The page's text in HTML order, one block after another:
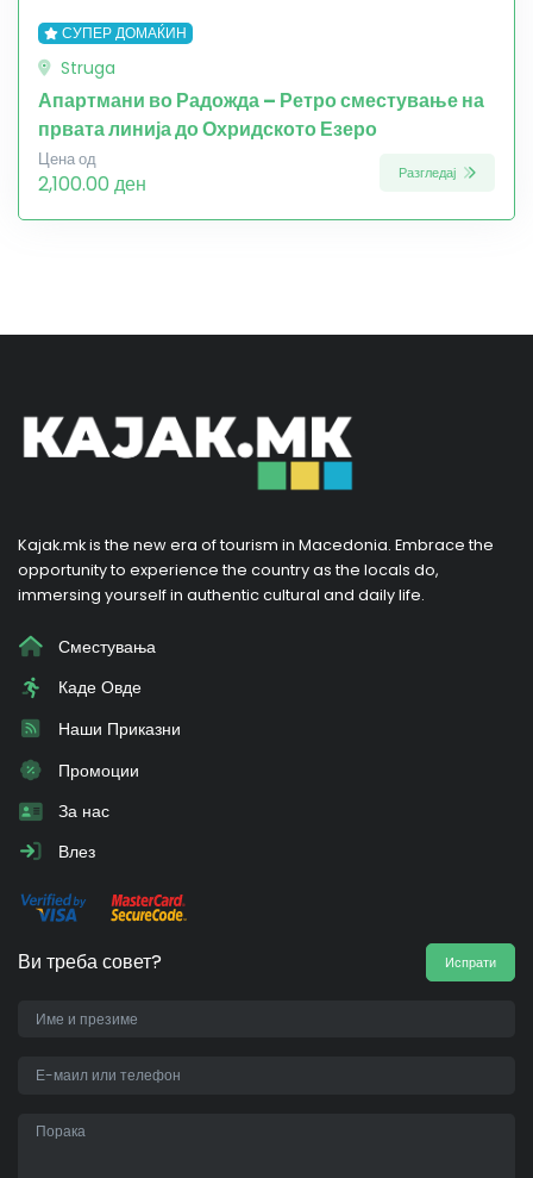
СУПЕР ДОМАЌИН
Struga
Апартмани во Радожда – Ретро сместување на
првата линија до Охридското Езеро
Цена од
2,100.00 ден Разгледај
Kajak.mk is the new era of tourism in Macedonia. Embrace the
opportunity to experience the country as the locals do,
immersing yourself in authentic cultural and daily life.
Сместувања
Каде Овде
Наши Приказни
Промоции
За нас
Влез
Ви треба совет? Испрати